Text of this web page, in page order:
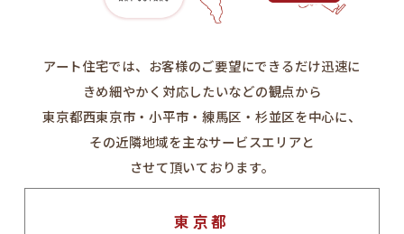
アート住宅では、お客様のご要望にできるだけ迅速に
きめ細やかく対応したいなどの観点から
東京都西東京市・小平市・練馬区・杉並区を中心に、
その近隣地域を主なサービスエリアと
させて頂いております。
東京都